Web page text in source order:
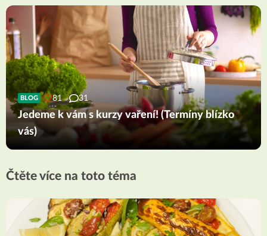
BLOG 81 31
Jedeme k vám s kurzy vaření! (Termíny blízko
vás)
Čtěte více na toto téma